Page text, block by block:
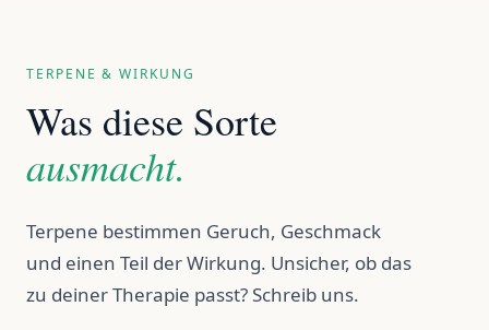
TERPENE & WIRKUNG
Was diese Sorte
ausmacht.
Terpene bestimmen Geruch, Geschmack
und einen Teil der Wirkung. Unsicher, ob das
zu deiner Therapie passt? Schreib uns.